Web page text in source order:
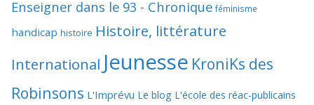
Enseigner dans le 93 - Chronique féminisme
handicap histoire Histoire, littérature
International Jeunesse KroniKs des
Robinsons L'Imprévu Le blog L'école des réac-publicains